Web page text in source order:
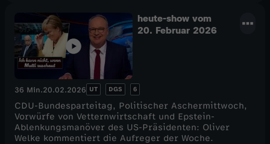
heute-show vom
20. Februar 2026
36 Min.20.02.2026 UT DGS 6
CDU-Bundesparteitag, Politischer Aschermittwoch,
Vorwürfe von Vetternwirtschaft und Epstein-
Ablenkungsmanöver des US-Präsidenten: Oliver
Welke kommentiert die Aufreger der Woche.